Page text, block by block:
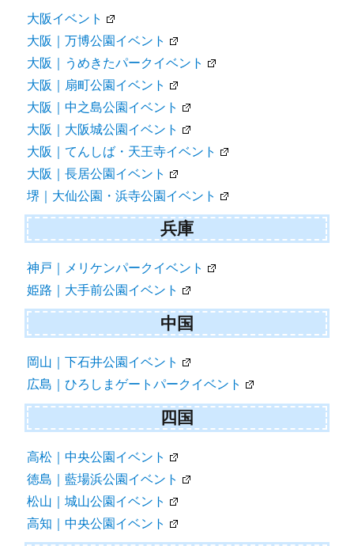
大阪イベント
大阪｜万博公園イベント
大阪｜うめきたパークイベント
大阪｜扇町公園イベント
大阪｜中之島公園イベント
大阪｜大阪城公園イベント
大阪｜てんしば・天王寺イベント
大阪｜長居公園イベント
堺｜大仙公園・浜寺公園イベント
兵庫
神戸｜メリケンパークイベント
姫路｜大手前公園イベント
中国
岡山｜下石井公園イベント
広島｜ひろしまゲートパークイベント
四国
高松｜中央公園イベント
徳島｜藍場浜公園イベント
松山｜城山公園イベント
高知｜中央公園イベント